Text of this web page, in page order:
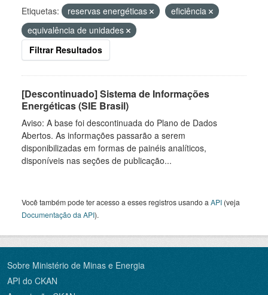
Etiquetas: reservas energéticas
eficiência
equivalência de unidades
Filtrar Resultados
[Descontinuado] Sistema de Informações
Energéticas (SIE Brasil)
Aviso: A base foi descontinuada do Plano de Dados
Abertos. As informações passarão a serem
disponibilizadas em formas de painéis analíticos,
disponíveis nas seções de publicação...
Você também pode ter acesso a esses registros usando a API (veja
Documentação da API).
Sobre Ministério de Minas e Energia
API do CKAN